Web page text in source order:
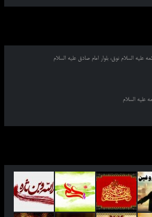
السلام نوق، بلوار امام صادق علیه السلام
السلام